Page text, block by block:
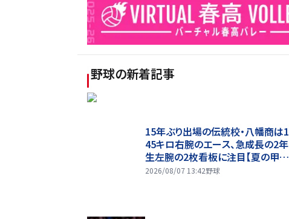
野球の新着記事
15年ぶり出場の伝統校・八幡商は1
45キロ右腕のエース、急成長の2年
生左腕の2枚看板に注目【夏の甲子
園・ベンチ入り選手】
2026/08/07 13:42野球